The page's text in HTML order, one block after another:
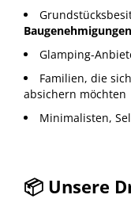
Baugenehmigungen
Glamping-
Familien, die
absichern möchten
Minimalisten,
📦 Unsere